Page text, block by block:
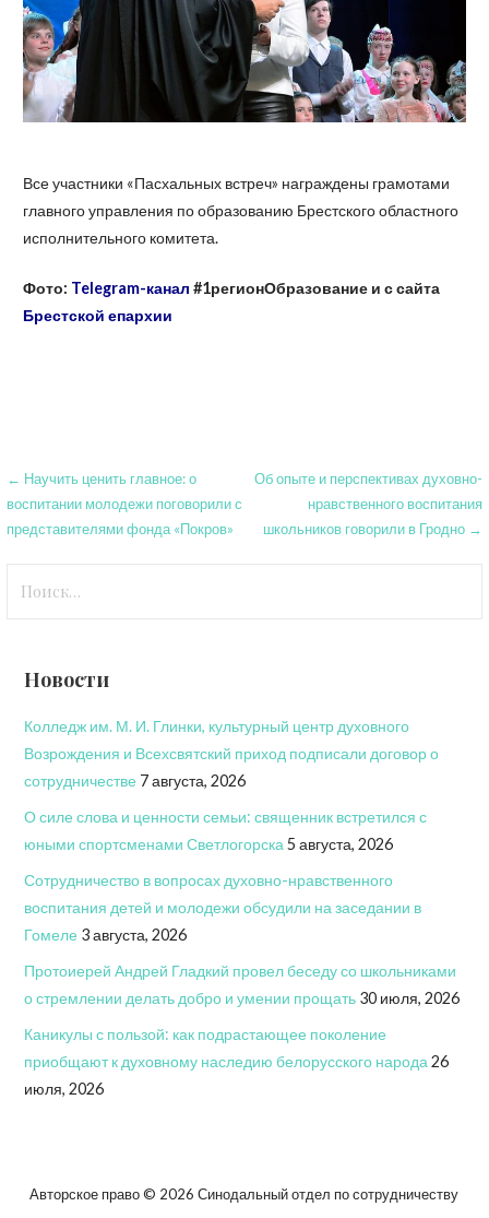
Все участники «Пасхальных встреч» награждены грамотами
главного управления по образованию Брестского областного
исполнительного комитета.
Фото: Telegram-канал #1регионОбразование и с сайта
Брестской епархии
Навигация
по
записям
← Научить ценить главное: о
воспитании молодежи поговорили с
представителями фонда «Покров»
Об опыте и перспективах духовно-
нравственного воспитания
школьников говорили в Гродно →
Новости
Колледж им. М. И. Глинки, культурный центр духовного
Возрождения и Всехсвятский приход подписали договор о
сотрудничестве 7 августа, 2026
О силе слова и ценности семьи: священник встретился с
юными спортсменами Светлогорска 5 августа, 2026
Сотрудничество в вопросах духовно-нравственного
воспитания детей и молодежи обсудили на заседании в
Гомеле 3 августа, 2026
Протоиерей Андрей Гладкий провел беседу со школьниками
о стремлении делать добро и умении прощать 30 июля, 2026
Каникулы с пользой: как подрастающее поколение
приобщают к духовному наследию белорусского народа 26
июля, 2026
Авторское право © 2026 Синодальный отдел по сотрудничеству